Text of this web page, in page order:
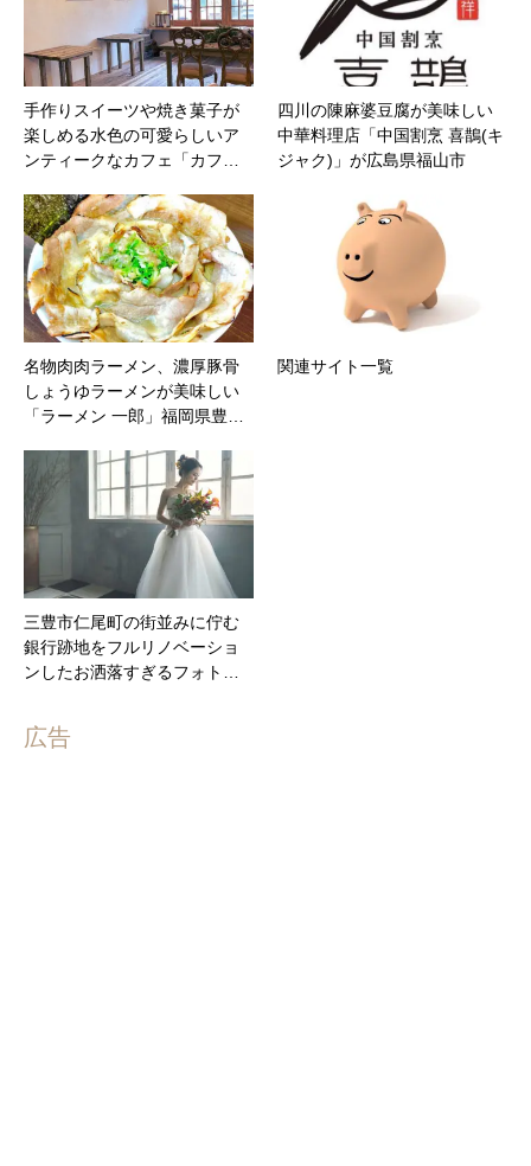
手作りスイーツや焼き菓子が
楽しめる水色の可愛らしいア
ンティークなカフェ「カフ…
四川の陳麻婆豆腐が美味しい
中華料理店「中国割烹 喜鵲(キ
ジャク)」が広島県福山市
名物肉肉ラーメン、濃厚豚骨
しょうゆラーメンが美味しい
「ラーメン 一郎」福岡県豊…
関連サイト一覧
三豊市仁尾町の街並みに佇む
銀行跡地をフルリノベーショ
ンしたお洒落すぎるフォト…
広告